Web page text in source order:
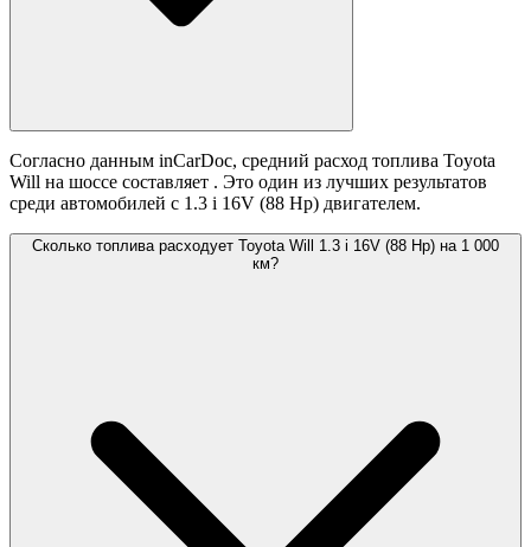
Согласно данным inCarDoc, средний расход топлива Toyota
Will на шоссе составляет . Это один из лучших результатов
среди автомобилей с 1.3 i 16V (88 Hp) двигателем.
Сколько топлива расходует Toyota Will 1.3 i 16V (88 Hp) на 1 000
км?